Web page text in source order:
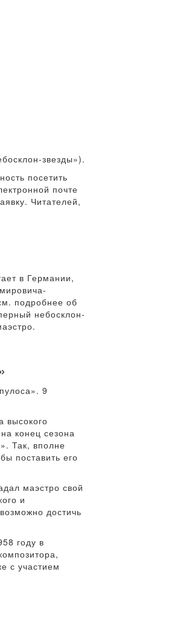
звезды»).
посетить
почте
Читателей,
в Германии,
подробнее об
небосклон-
9
высокого
конец сезона
Так, вполне
поставить его
маэстро свой
и
достичь
году в
с участием